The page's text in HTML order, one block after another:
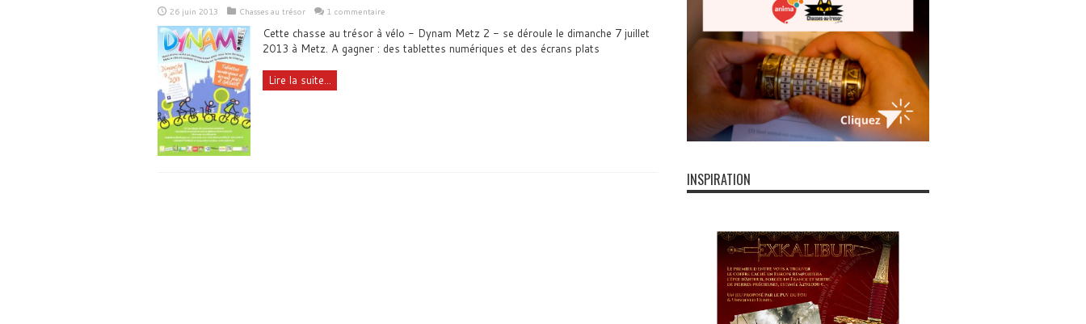
26 juin 2013 Chasses au trésor 1 commentaire
Cette chasse au trésor à vélo - Dynam Metz 2 - se déroule le dimanche 7 juillet
2013 à Metz. A gagner : des tablettes numériques et des écrans plats
Lire la suite...
INSPIRATION